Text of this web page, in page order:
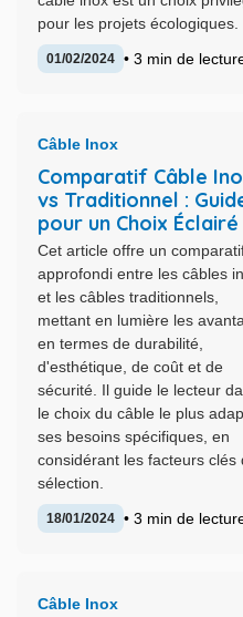
pour les projets écologiques.
01/02/2024 • 3 min de
Câble Inox
Comparatif Câble
vs Traditionnel :
pour un Choix Éclairé
Cet article offre un
approfondi entre les câbles
et les câbles traditionnels,
mettant en lumière les
en termes de durabilité,
d'esthétique, de coût et de
sécurité. Il guide le lecteur
le choix du câble le plus
ses besoins spécifiques, en
considérant les facteurs clés
sélection.
18/01/2024 • 3 min de
Câble Inox